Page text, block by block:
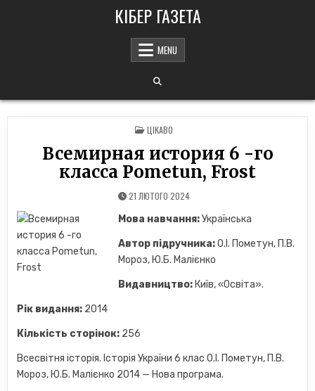
КІБЕР ГАЗЕТА
MENU
POSTED
IN
ЦІКАВО
Всемирная история 6 -го
класса Pometun, Frost
21 ЛЮТОГО 2024
Мова навчання:Українська
Автор підручника:О.І. Пометун, П.В.
Мороз, Ю.Б. Малієнко
Видавництво: Київ, «Освiта».
Рік видання: 2014
Кількість сторінок: 256
Всесвітня історія. Історія України 6 клас О.І. Пометун, П.В.
Мороз, Ю.Б. Малієнко 2014 — Нова програма.